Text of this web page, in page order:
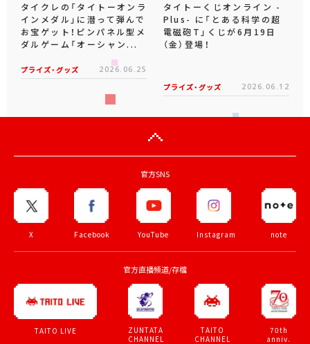
タイクレの「タイトーオンラ
インメダル」に潜って弾んで
お宝ゲット！ピンパネル型メ
ダルゲーム「オーシャン...
プライズ・グッズ 2026.06.25
タイトーくじオンライン -
Plus- に「とある科学の超
電磁砲T」くじが6月19日
（金）登場！
プライズ・グッズ 2026.06.12
官方SNS
X Facebook YouTube Instagram note
官方直播頻道/存檔
TAITO LIVE
ZUNTATA
CHANNEL
TAITO
CHANNEL
70th
anniv.